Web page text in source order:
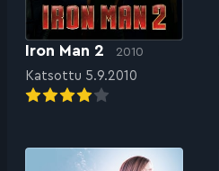
Iron Man 2 2010
Katsottu 5.9.2010